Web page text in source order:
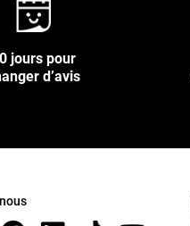
jours pour
d’avis